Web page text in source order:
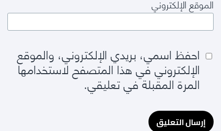
الموقع الإلكتروني
احفظ اسمي، بريدي الإلكتروني، والموقع
الإلكتروني في هذا المتصفح لاستخدامها
المرة المقبلة في تعليقي.